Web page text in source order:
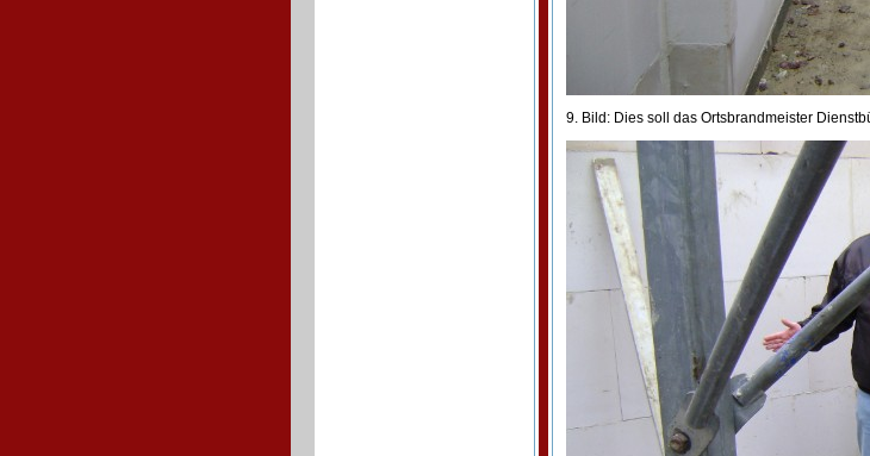
9. Bild: Dies soll das Ortsbrandmeister